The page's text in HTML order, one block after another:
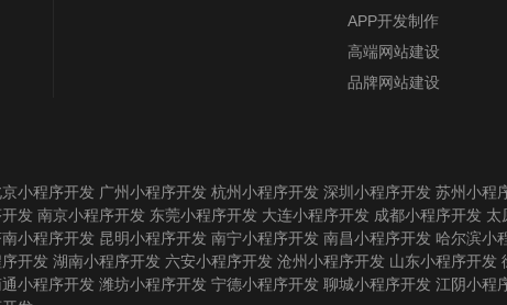
APP开发制作
高端网站建设
品牌网站建设
小程序开发 广州小程序开发 杭州小程序开发 深圳小程序开发 苏州小程
发 南京小程序开发 东莞小程序开发 大连小程序开发 成都小程序开发 太
小程序开发 昆明小程序开发 南宁小程序开发 南昌小程序开发 哈尔滨小
开发 湖南小程序开发 六安小程序开发 沧州小程序开发 山东小程序开发
小程序开发 潍坊小程序开发 宁德小程序开发 聊城小程序开发 江阴小程